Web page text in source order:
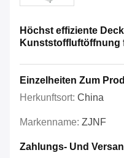
Höchst effiziente
Kunststoffluftöffnung
Einzelheiten Zum
Herkunftsort: China
Markenname: ZJNF
Zahlungs- Und